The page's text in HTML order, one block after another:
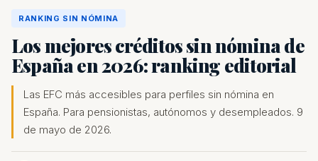
RANKING SIN NÓMINA
Los mejores créditos sin nómina de
España en 2026: ranking editorial
Las EFC más accesibles para perfiles sin nómina en
España. Para pensionistas, autónomos y desempleados. 9
de mayo de 2026.